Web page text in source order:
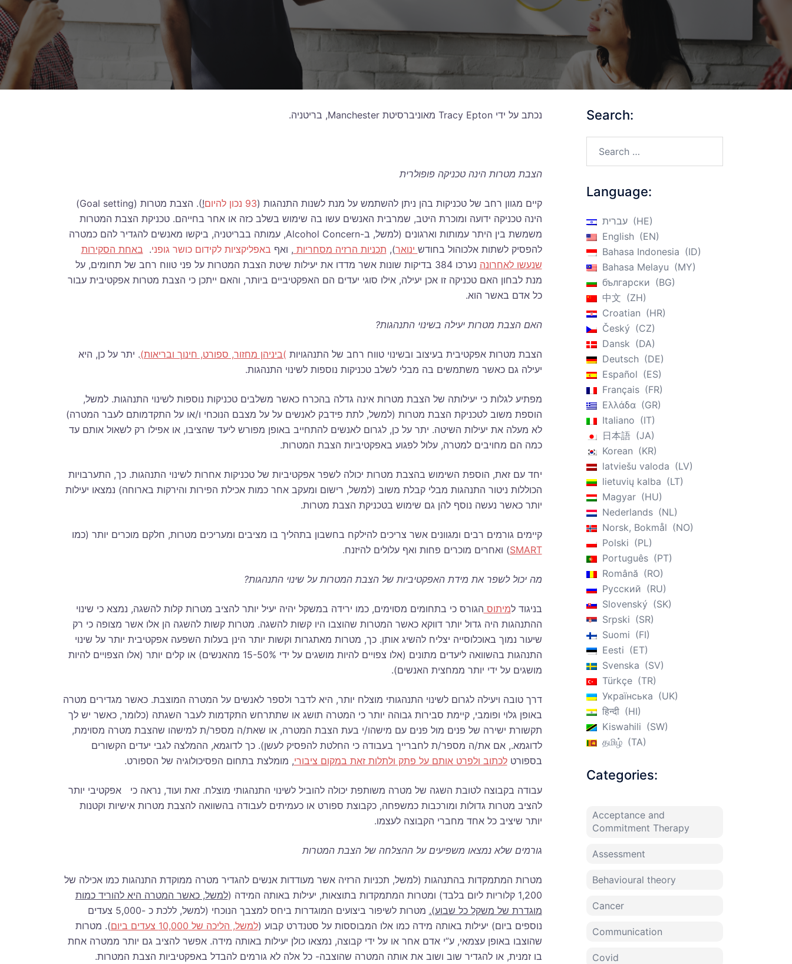
נכתב על ידי Tracy Epton מאוניברסיטת Manchester, בריטניה.
הצבת מטרות הינה טכניקה פופולרית
קיים מגוון רחב של טכניקות בהן ניתן להשתמש על מנת לשנות התנהגות (93 נכון להיום !
). הצבת מטרות (Goal setting)
הינה טכניקה ידועה ומוכרת היטב, שמרבית האנשים עשו בה שימוש בשלב כזה או אחר בחייהם. טכניקת הצבת המטרות
משמשת בין היתר עמותות וארגונים (למשל, ב-Alcohol Concern, עמותה בבריטניה, ביקשו מאנשים להגדיר להם כמטרה
להפסיק לשתות אלכוהול בחודש ינואר), תכניות הרזיה מסחריות , ואף באפליקציות לקידום כושר גופני. באחת הסקירות
שנעשו לאחרונה
נערכו 384 בדיקות שונות אשר מדדו את יעילות שיטת הצבת המטרות על פני טווח רחב של תחומים, על
מנת לבחון האם טכניקה זו אכן יעילה, אילו סוגי יעדים הם האפקטיביים ביותר, והאם ייתכן כי הצבת מטרות אפקטיבית עבור
כל אדם באשר הוא.
האם הצבת מטרות יעילה בשינוי התנהגות?
הצבת מטרות אפקטיבית בעיצוב ובשינוי טווח רחב של התנהגויות )ביניהן מחזור, ספורט, חינוך ובריאות). יתר על כן, היא
יעילה גם כאשר משתמשים בה מבלי לשלב טכניקות נוספות לשינוי התנהגות.
מפתיע לגלות כי יעילותה של הצבת מטרות אינה גדלה בהכרח כאשר משלבים טכניקות נוספות לשינוי התנהגות. למשל,
הוספת משוב לטכניקת הצבת מטרות (למשל, לתת פידבק לאנשים על על מצבם הנוכחי ו/או על התקדמותם לעבר המטרה)
לא מעלה את יעילות השיטה. יתר על כן, לגרום לאנשים להתחייב באופן מפורש ליעד שהציבו, או אפילו רק לשאול אותם עד
כמה הם מחויבים למטרה, עלול לפגוע באפקטיביות הצבת המטרות.
יחד עם זאת, הוספת השימוש בהצבת מטרות יכולה לשפר אפקטיביות של טכניקות אחרות לשינוי התנהגות. כך, התערבויות
הכוללות ניטור התנהגות מבלי קבלת משוב (למשל, רישום ומעקב אחר כמות אכילת הפירות והירקות בארוחה) נמצאו יעילות
יותר כאשר נעשה נוסף להן גם שימוש בטכניקת הצבת מטרות.
קיימים גורמים רבים ומגוונים אשר צריכים להילקח בחשבון בתהליך בו מציבים ומעריכים מטרות, חלקם מוכרים יותר (כמו
SMART) ואחרים מוכרים פחות ואף עלולים להיזנח.
מה יכול לשפר את מידת האפקטיביות של הצבת המטרות על שינוי התנהגות?
בניגוד למיתוס הגורס כי בתחומים מסוימים, כמו ירידה במשקל יהיה יעיל יותר להציב מטרות קלות להשגה, נמצא כי שינוי
ההתנהגות היה גדול יותר דווקא כאשר המטרות שהוצבו היו קשות להשגה. מטרות קשות להשגה הן אלו אשר מצופה כי רק
שיעור נמוך באוכלוסייה יצליח להשיג אותן. כך, מטרות מאתגרות וקשות יותר הינן בעלות השפעה אפקטיבית יותר על שינוי
התנהגות בהשוואה ליעדים מתונים (אלו צפויים להיות מושגים על ידי 15-50% מהאנשים) או קלים יותר (אלו הצפויים להיות
מושגים על ידי יותר ממחצית האנשים).
דרך טובה ויעילה לגרום לשינוי התנהגותי מוצלח יותר, היא לדבר ולספר לאנשים על המטרה המוצבת. כאשר מגדירים מטרה
באופן גלוי ופומבי, קיימת סבירות גבוהה יותר כי המטרה תושג או שתתרחש התקדמות לעבר השגתה (כלומר, כאשר יש לך
תקשורת ישירה של פנים מול פנים עם מישהו/י בעת הצבת המטרה, או שאת/ה מספר/ת למישהו שהצבת מטרה מסוימת,
לדוגמא., אם את/ה מספר/ת לחברייך בעבודה כי החלטת להפסיק לעשן). כך לדוגמא, ההמלצה לגבי יעדים הקשורים
בספורטלכתוב ולפרט אותם על פתק ולתלות זאת במקום ציבורי, מומלצת בתחום הפסיכולוגיה של הספורט.
עבודה בקבוצה לטובת השגה של מטרה משותפת יכולה להוביל לשינוי התנהגותי מוצלח. זאת ועוד, נראה כי אפקטיבי יותר
להציב מטרות גדולות ומורכבות כמשפחה, כקבוצת ספורט או כעמיתים לעבודה בהשוואה להצבת מטרות אישיות וקטנות
יותר שיציב כל אחד מחברי הקבוצה לעצמו.
גורמים שלא נמצאו משפיעים על ההצלחה של הצבת המטרות
מטרות המתמקדות בהתנהגות (למשל, תכניות הרזיה אשר מעודדות אנשים להגדיר מטרה ממוקדת התנהגות כמו אכילה של
1,200 קלוריות ליום בלבד) ומטרות המתמקדות בתוצאות, יעילות באותה המידה (
למשל, כאשר המטרה היא להוריד כמות
מוגדרת של משקל כל שבוע).
מטרות לשיפור ביצועים המוגדרות ביחס למצבך הנוכחי (למשל, ללכת כ -5,000 צעדים
נוספים ביום) יעילות באותה מידה כמו אלו המבוססות על סטנדרט קבוע (למשל, הליכה של 10,000 צעדים ביום
). מטרות
שהוצבו באופן עצמאי, ע”י אדם אחר או על ידי קבוצה, נמצאו כולן יעילות באותה מידה. אפשר להציב גם יותר ממטרה אחת
בו זמנית, או להגדיר שוב ושוב את אותה המטרה שהוצבה- כל אלה לא גורמים להבדל באפקטיביות הצבת המטרות.
Search:
Language:
עברית
HE
English
EN
Bahasa Indonesia
ID
Bahasa Melayu
MY
български
BG
中文
ZH
Croatian
HR
Český
CZ
Dansk
DA
Deutsch
DE
Español
ES
Français
FR
Ελλάδα
GR
Italiano
IT
日本語
JA
Korean
KR
latviešu valoda
LV
lietuvių kalba
LT
Magyar
HU
Nederlands
NL
Norsk, Bokmål
NO
Polski
PL
Português
PT
Română
RO
Русский
RU
Slovenský
SK
Srpski
SR
Suomi
FI
Eesti
ET
Svenska
SV
Türkçe
TR
Українська
UK
हिन्दी
HI
Kiswahili
SW
தமிழ்
TA
Categories:
Acceptance and
Commitment Therapy
Assessment
Behavioural theory
Cancer
Communication
Covid